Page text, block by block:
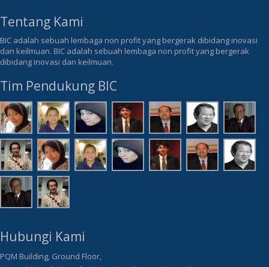
Tentang Kami
BIC adalah sebuah lembaga non profit yang bergerak dibidang inovasi
dan keilmuan. BIC adalah sebuah lembaga non profit yang bergerak
dibidang inovasi dan keilmuan.
Tim Pendukung BIC
Hubungi Kami
PQM Building, Ground Floor,